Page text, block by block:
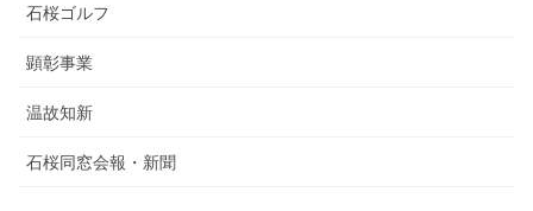
石桜ゴルフ
顕彰事業
温故知新
石桜同窓会報・新聞